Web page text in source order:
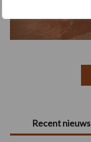
Primaire
Sidebar
Recent nieuws